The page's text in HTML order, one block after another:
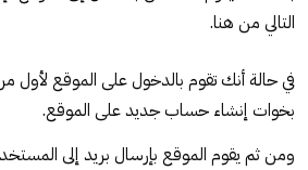
التالي من هنا.
في حالة أنك تقوم بالدخول على الموقع لأول
بخوات إنشاء حساب جديد على الموقع.
ومن ثم يقوم الموقع بإرسال بريد إلى